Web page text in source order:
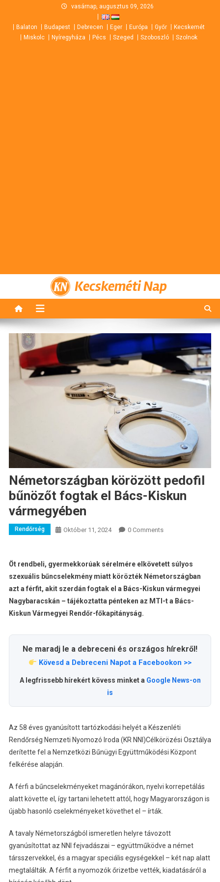
content
vasárnap, augusztus 09, 2026
Balaton Budapest Debrecen Eger Európa Győr
Kecskemét
Miskolc
Nyíregyháza Pécs Szeged Szoboszló Szolnok
Kecskeméti Nap
Németországban körözött pedofil
bűnözőt fogtak el Bács-Kiskun
vármegyében
Rendőrség Október 11, 2024 0 Comments
Öt rendbeli, gyermekkorúak sérelmére elkövetett súlyos
szexuális bűncselekmény miatt körözték Németországban
azt a férfit, akit szerdán fogtak el a Bács-Kiskun vármegyei
Nagybaracskán – tájékoztatta pénteken az MTI-t a Bács-
Kiskun Vármegyei Rendőr-főkapitányság.
Ne maradj le a debreceni és országos hírekről!
Kövesd a Debreceni Napot a Facebookon >>
A legfrissebb hírekért kövess minket a Google News-on
is
Az 58 éves gyanúsított tartózkodási helyét a Készenléti
Rendőrség Nemzeti Nyomozó Iroda (KR NNI)Célkörözési Osztálya
derítette fel a Nemzetközi Bűnügyi Együttműködési Központ
felkérése alapján.
A férfi a bűncselekményeket magánórákon, nyelvi korrepetálás
alatt követte el, így tartani lehetett attól, hogy Magyarországon is
újabb hasonló cselekményeket követhet el – írták.
A tavaly Németországból ismeretlen helyre távozott
gyanúsítottat az NNI fejvadászai – együttműködve a német
társszervekkel, és a magyar speciális egységekkel – két nap alatt
megtalálták. A férfit a nyomozók őrizetbe vették, kiadatásáról a